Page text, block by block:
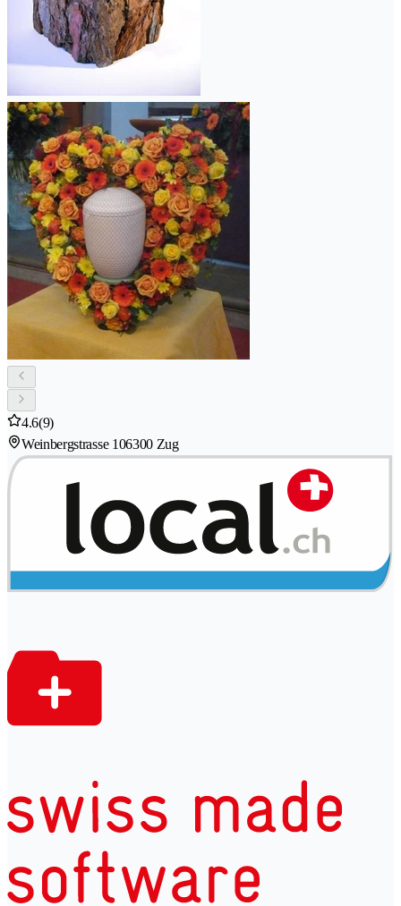
4.6(9)
Weinbergstrasse 106300 Zug